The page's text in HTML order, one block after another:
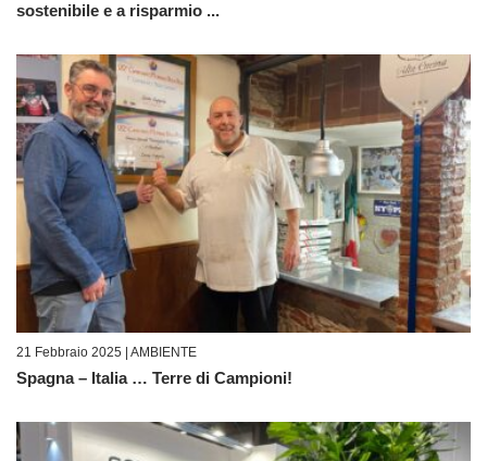
sostenibile e a risparmio ...
21 Febbraio 2025 | AMBIENTE
Spagna – Italia … Terre di Campioni!